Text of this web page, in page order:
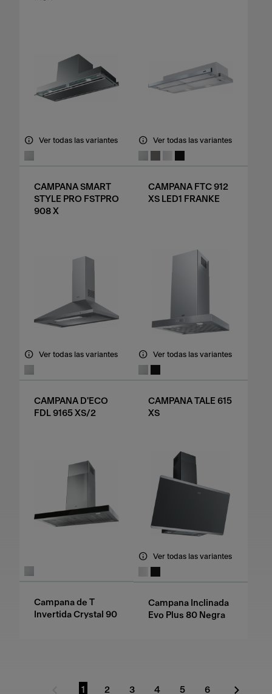
Ver todas las variantes
CAMPANA SMART
STYLE PRO FSTPRO
908 X
Ver todas las variantes
CAMPANA FTC 912
XS LED1 FRANKE
Ver todas las variantes
CAMPANA D'ECO
FDL 9165 XS/2
Ver todas las variantes
CAMPANA TALE 615
XS
Campana de T
Invertida Crystal 90
Ver todas las variantes
Campana Inclinada
Evo Plus 80 Negra
1 2 3 4 5 6